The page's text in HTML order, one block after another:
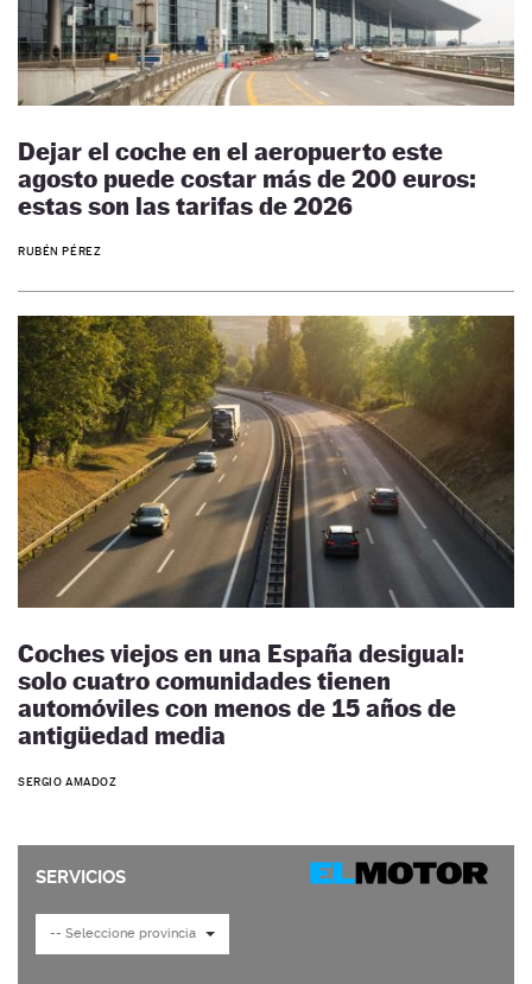
Dejar el coche en el aeropuerto este
agosto puede costar más de 200 euros:
estas son las tarifas de 2026
RUBÉN PÉREZ
Coches viejos en una España desigual:
solo cuatro comunidades tienen
automóviles con menos de 15 años de
antigüedad media
SERGIO AMADOZ